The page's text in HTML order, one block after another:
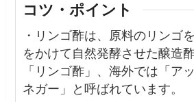
コツ・ポイント
・ リンゴ酢は、原料のリンゴ
をかけて自然発酵させた醸造
「リンゴ酢」、海外では「ア
ネガー」と呼ばれています。